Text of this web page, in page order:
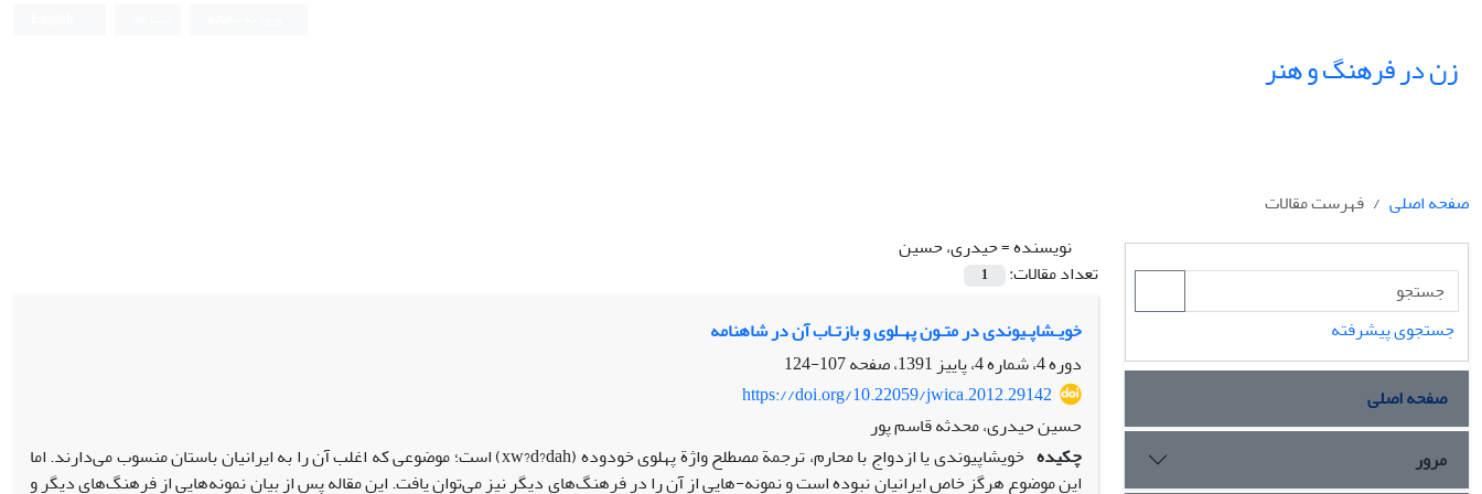
زن در فرهنگ و هنر
صفحه اصلی
فهرست مقالات
نویسنده =حیدری، حسین
تعداد مقالات:
1
خویـشاپـیوندی در متـون پهـلوی و بازتـاب آن در شاهنامه
دوره 4، شماره 4، پاییز 1391، صفحه
107-124
https://doi.org/10.22059/jwica.2012.29142
حسین حیدری، محدثه قاسم پور
چکیده
خویشاپیوندی یا ازدواج با محارم، ترجمة مصطلح واژة پهلوی خودوده (xw?d?dah) است؛ موضوعی که اغلب آن را به ایرانیان باستان منسوب می‌دارند. اما
این موضوع هرگز خاص ایرانیان نبوده‌ است و نمونه-هایی از آن را در فرهنگ‌های دیگر نیز می‌توان یافت. این مقاله پس از بیان نمونه‌هایی از فرهنگ‌های دیگر و
جستجوی پیشرفته
صفحه اصلی
مرور